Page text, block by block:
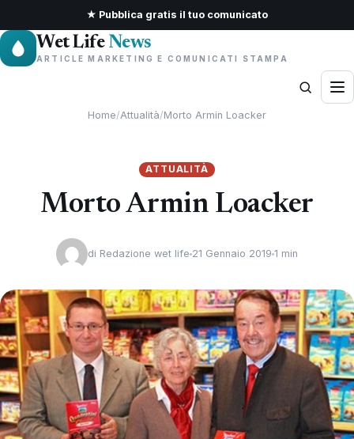
★ Pubblica gratis il tuo comunicato
Wet Life News
ARTICLE MARKETING E COMUNICATI STAMPA
Home/Attualità/Morto Armin Loacker
ATTUALITÀ
Morto Armin Loacker
di Redazione wet life 21 Gennaio 2019 1 min